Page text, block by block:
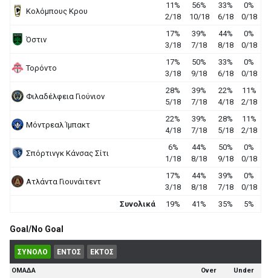
Κολόμπους Κρου
11%
2/18
56%
10/18
33%
6/18
0%
0/18
Όστιν
17%
3/18
39%
7/18
44%
8/18
0%
0/18
Τορόντο
17%
3/18
50%
9/18
33%
6/18
0%
0/18
Φιλαδέλφεια Γιούνιον
28%
5/18
39%
7/18
22%
4/18
11%
2/18
Μόντρεαλ Ίμπακτ
22%
4/18
39%
7/18
28%
5/18
11%
2/18
Σπόρτινγκ Κάνσας Σίτι
6%
1/18
44%
8/18
50%
9/18
0%
0/18
Ατλάντα Γιουνάιτεντ
17%
3/18
44%
8/18
39%
7/18
0%
0/18
Συνολικά
19% 41% 35% 5%
Goal/No Goal
ΣΥΝΟΛΟ ΕΝΤΟΣ ΕΚΤΟΣ
ΟΜΑΔΑ Over Under